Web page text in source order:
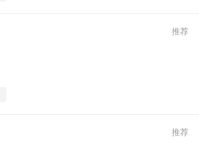
推荐
推荐